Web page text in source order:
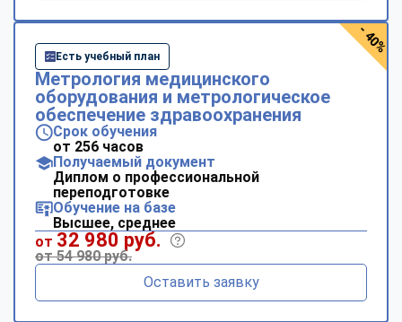
Есть учебный план
Метрология медицинского
оборудования и метрологическое
обеспечение здравоохранения
Срок обучения
от 256 часов
Получаемый документ
Диплом о профессиональной
переподготовке
Обучение на базе
Высшее, среднее
от 32 980 руб.
от 54 980 руб.
Оставить заявку
- 40%